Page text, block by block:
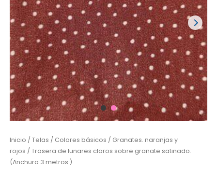
Inicio / Telas / Colores básicos / Granates. naranjas y
rojos / Trasera de lunares claros sobre granate satinado.
(Anchura 3 metros )